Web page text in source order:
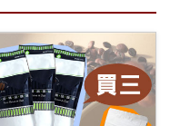
a
t
i
o
n